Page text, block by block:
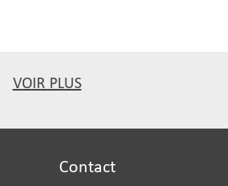
VOIR PLUS
Contact